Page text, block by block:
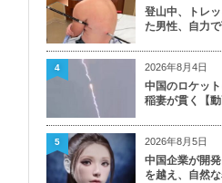
登山中、トレ
た男性、自力
2026年8月4日
中国のロケッ
稲妻が貫く【動
4
2026年8月5日
中国企業が開
を越え、自然
5